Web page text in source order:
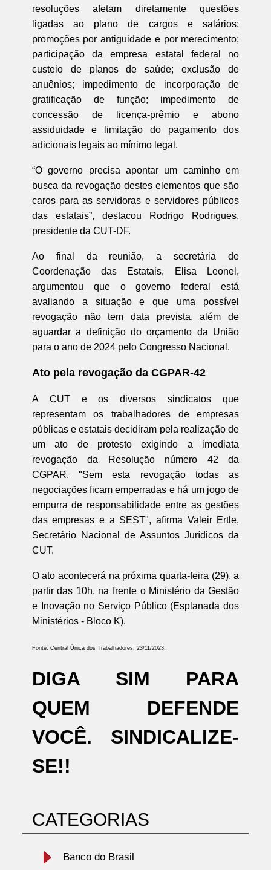
resoluções afetam diretamente questões
ligadas ao plano de cargos e salários;
promoções por antiguidade e por merecimento;
participação da empresa estatal federal no
custeio de planos de saúde; exclusão de
anuênios; impedimento de incorporação de
gratificação de função; impedimento de
concessão de licença-prêmio e abono
assiduidade e limitação do pagamento dos
adicionais legais ao mínimo legal.
“O governo precisa apontar um caminho em
busca da revogação destes elementos que são
caros para as servidoras e servidores públicos
das estatais”, destacou Rodrigo Rodrigues,
presidente da CUT-DF.
Ao final da reunião, a secretária de
Coordenação das Estatais, Elisa Leonel,
argumentou que o governo federal está
avaliando a situação e que uma possível
revogação não tem data prevista, além de
aguardar a definição do orçamento da União
para o ano de 2024 pelo Congresso Nacional.
Ato pela revogação da CGPAR-42
A CUT e os diversos sindicatos que
representam os trabalhadores de empresas
públicas e estatais decidiram pela realização de
um ato de protesto exigindo a imediata
revogação da Resolução número 42 da
CGPAR. "Sem esta revogação todas as
negociações ficam emperradas e há um jogo de
empurra de responsabilidade entre as gestões
das empresas e a SEST", afirma Valeir Ertle,
Secretário Nacional de Assuntos Jurídicos da
CUT.
O ato acontecerá na próxima quarta-feira (29), a
partir das 10h, na frente o Ministério da Gestão
e Inovação no Serviço Público (Esplanada dos
Ministérios - Bloco K).
Fonte: Central Única dos Trabalhadores, 23/11/2023.
DIGA SIM PARA
QUEM DEFENDE
VOCÊ. SINDICALIZE-
SE!!
CATEGORIAS
Banco do Brasil